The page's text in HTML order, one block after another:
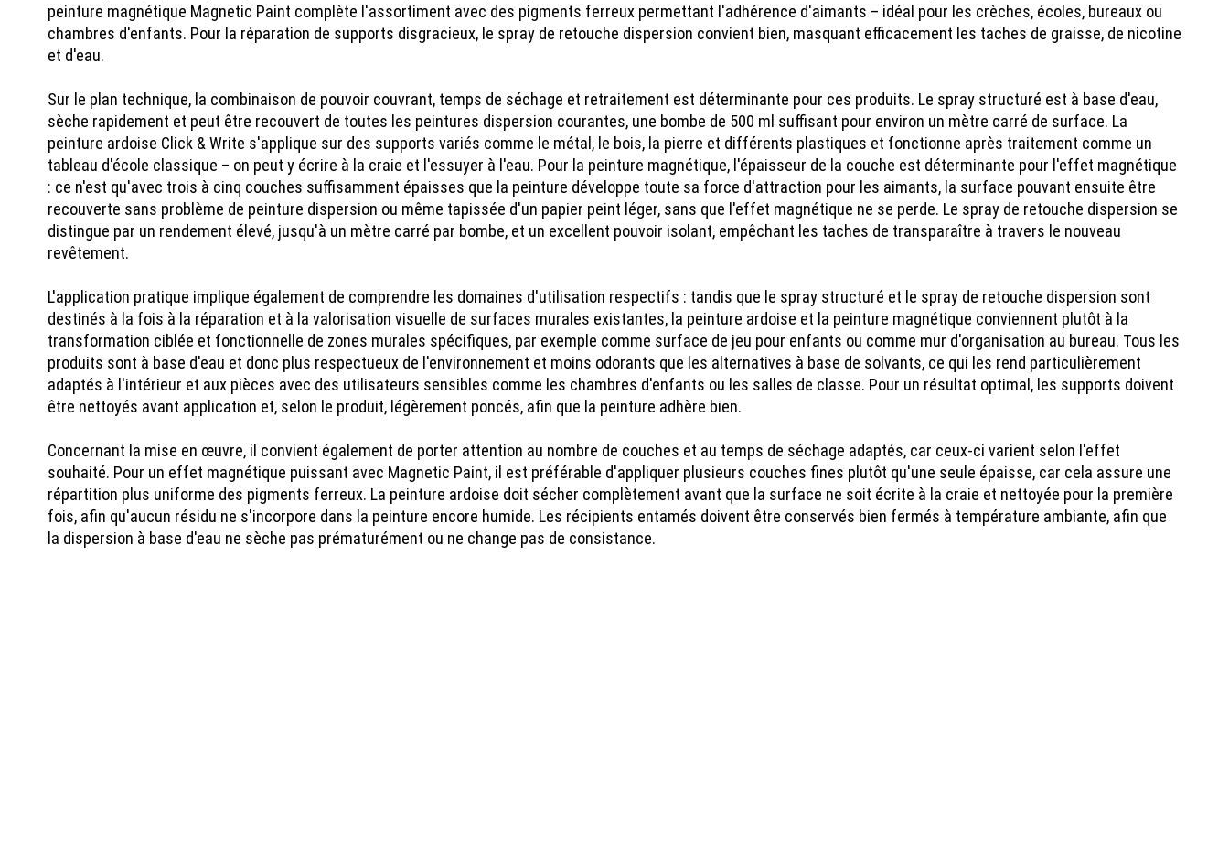
peinture magnétique Magnetic Paint complète l'assortiment avec des pigments ferreux permettant l'adhérence d'aimants – idéal pour les crèches, écoles, bureaux ou
chambres d'enfants. Pour la réparation de supports disgracieux, le spray de retouche dispersion convient bien, masquant efficacement les taches de graisse, de nicotine
et d'eau.
Sur le plan technique, la combinaison de pouvoir couvrant, temps de séchage et retraitement est déterminante pour ces produits. Le spray structuré est à base d'eau,
sèche rapidement et peut être recouvert de toutes les peintures dispersion courantes, une bombe de 500 ml suffisant pour environ un mètre carré de surface. La
peinture ardoise Click & Write s'applique sur des supports variés comme le métal, le bois, la pierre et différents plastiques et fonctionne après traitement comme un
tableau d'école classique – on peut y écrire à la craie et l'essuyer à l'eau. Pour la peinture magnétique, l'épaisseur de la couche est déterminante pour l'effet magnétique
: ce n'est qu'avec trois à cinq couches suffisamment épaisses que la peinture développe toute sa force d'attraction pour les aimants, la surface pouvant ensuite être
recouverte sans problème de peinture dispersion ou même tapissée d'un papier peint léger, sans que l'effet magnétique ne se perde. Le spray de retouche dispersion se
distingue par un rendement élevé, jusqu'à un mètre carré par bombe, et un excellent pouvoir isolant, empêchant les taches de transparaître à travers le nouveau
revêtement.
L'application pratique implique également de comprendre les domaines d'utilisation respectifs : tandis que le spray structuré et le spray de retouche dispersion sont
destinés à la fois à la réparation et à la valorisation visuelle de surfaces murales existantes, la peinture ardoise et la peinture magnétique conviennent plutôt à la
transformation ciblée et fonctionnelle de zones murales spécifiques, par exemple comme surface de jeu pour enfants ou comme mur d'organisation au bureau. Tous les
produits sont à base d'eau et donc plus respectueux de l'environnement et moins odorants que les alternatives à base de solvants, ce qui les rend particulièrement
adaptés à l'intérieur et aux pièces avec des utilisateurs sensibles comme les chambres d'enfants ou les salles de classe. Pour un résultat optimal, les supports doivent
être nettoyés avant application et, selon le produit, légèrement poncés, afin que la peinture adhère bien.
Concernant la mise en œuvre, il convient également de porter attention au nombre de couches et au temps de séchage adaptés, car ceux-ci varient selon l'effet
souhaité. Pour un effet magnétique puissant avec Magnetic Paint, il est préférable d'appliquer plusieurs couches fines plutôt qu'une seule épaisse, car cela assure une
répartition plus uniforme des pigments ferreux. La peinture ardoise doit sécher complètement avant que la surface ne soit écrite à la craie et nettoyée pour la première
fois, afin qu'aucun résidu ne s'incorpore dans la peinture encore humide. Les récipients entamés doivent être conservés bien fermés à température ambiante, afin que
la dispersion à base d'eau ne sèche pas prématurément ou ne change pas de consistance.